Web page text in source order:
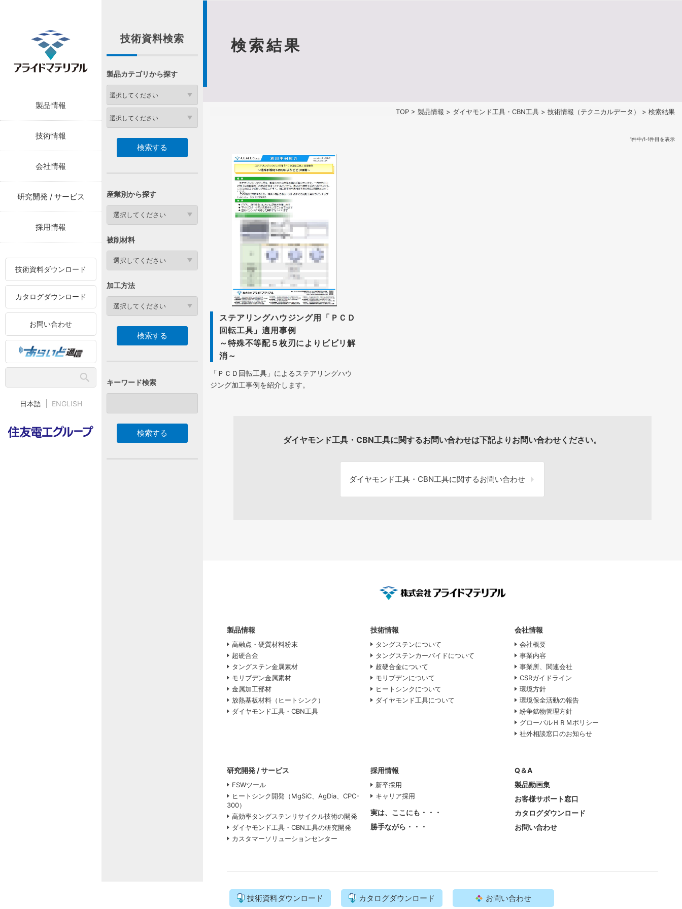
製品情報
技術情報
会社情報
研究開発 / サービス
採用情報
技術資料ダウンロード
カタログダウンロード
お問い合わせ
日本語 ENGLISH
検索結果
TOP> 製品情報 > ダイヤモンド工具・CBN工具> 技術情報（テクニカルデータ） > 検索結果
1件中/1-1件目を表示
ステアリングハウジング用「ＰＣＤ
回転工具」適用事例
～特殊不等配５枚刃によりビビリ解
消～
「ＰＣＤ回転工具」によるステアリングハウ
ジング加工事例を紹介します。
ダイヤモンド工具・CBN工具に関するお問い合わせは下記よりお問い合わせください。
ダイヤモンド工具・ CBN工具に関するお問い合わせ
技術資料検索
製品カテゴリから探す
産業別から探す
選択してください
被削材料
選択してください
加工方法
選択してください
キーワード検索
技術資料ダウンロード カタログダウンロード お問い合わせ
製品情報
高融点・硬質材料粉末
超硬合金
タングステン金属素材
モリブデン金属素材
金属加工部材
放熱基板材料（ヒートシンク）
ダイヤモンド工具・CBN工具
技術情報
タングステンについて
タングステンカーバイドについて
超硬合金について
モリブデンについて
ヒートシンクについて
ダイヤモンド工具について
会社情報
会社概要
事業内容
事業所、関連会社
CSRガイドライン
環境方針
環境保全活動の報告
紛争鉱物管理方針
グローバルＨＲＭポリシー
社外相談窓口のお知らせ
研究開発 / サービス
FSWツール
ヒートシンク開発（MgSiC、AgDia、CPC-
300）
高効率タングステンリサイクル技術の開発
ダイヤモンド工具・CBN工具の研究開発
カスタマーソリューションセンター
採用情報
新卒採用
キャリア採用
実は、ここにも・・・
勝手ながら・・・
Q＆A
製品動画集
お客様サポート窓口
カタログダウンロード
お問い合わせ
Copyright(c) A.L.M.T. Corp. All Rights Reserved.